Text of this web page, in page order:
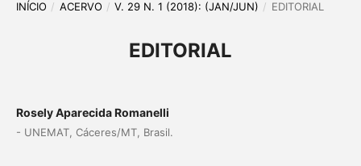
INÍCIO / ACERVO / V. 29 N. 1 (2018): (JAN/JUN) / EDITORIAL
EDITORIAL
Rosely Aparecida Romanelli
- UNEMAT, Cáceres/MT, Brasil.